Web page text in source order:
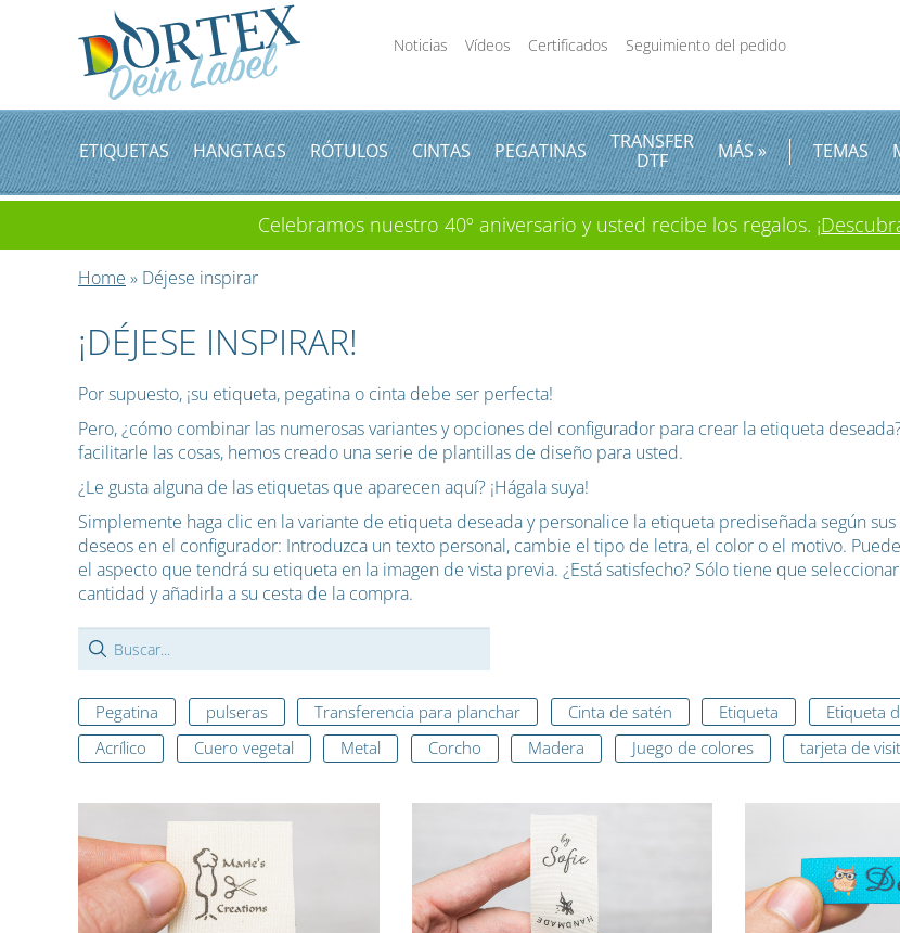
Noticias Vídeos Certificados Seguimiento del pedido
ETIQUETAS HANGTAGS RÓTULOS CINTAS PEGATINAS
TRANSFER
DTF
MÁS » TEMAS
Celebramos nuestro 40º aniversario y usted recibe los regalos.
Home » Déjese inspirar
¡DÉJESE INSPIRAR!
Por supuesto, ¡su etiqueta, pegatina o cinta debe ser perfecta!
Pero, ¿cómo combinar las numerosas variantes y opciones del configurador para crear la etiqueta
facilitarle las cosas, hemos creado una serie de plantillas de diseño para usted.
¿Le gusta alguna de las etiquetas que aparecen aquí? ¡Hágala suya!
Simplemente haga clic en la variante de etiqueta deseada y personalice la etiqueta prediseñada según sus
deseos en el configurador: Introduzca un texto personal, cambie el tipo de letra, el color o el motivo.
el aspecto que tendrá su etiqueta en la imagen de vista previa. ¿Está satisfecho? Sólo tiene que
cantidad y añadirla a su cesta de la compra.
Pegatina pulseras Transferencia para planchar Cinta de satén Etiqueta Etiqueta
Acrílico
Cuero vegetal Metal Corcho Madera Juego de colores tarjeta de